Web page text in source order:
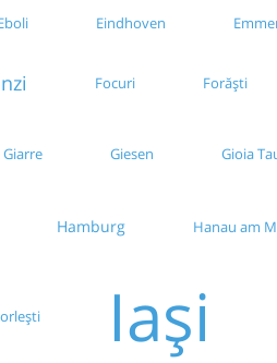
Eindhoven
Focuri Forăști
Giarre Giesen Gioia
Hamburg Hanau am
Iași